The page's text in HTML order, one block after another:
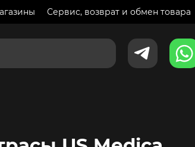
Сервис, возврат и обмен товара